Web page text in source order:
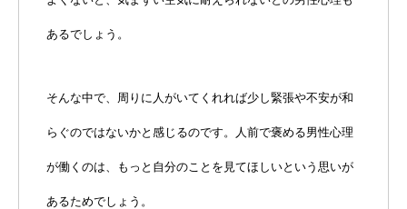
あるでしょう。
そんな中で、周りに人がいてくれれば少し緊張や不安が和
らぐのではないかと感じるのです。人前で褒める男性心理
が働くのは、もっと自分のことを見てほしいという思いが
あるためでしょう。